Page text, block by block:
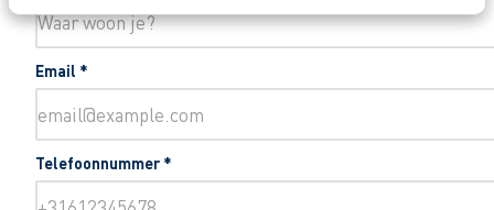
Email *
Telefoonnummer *